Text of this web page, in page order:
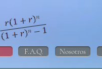
F.A.Q. Nosotros